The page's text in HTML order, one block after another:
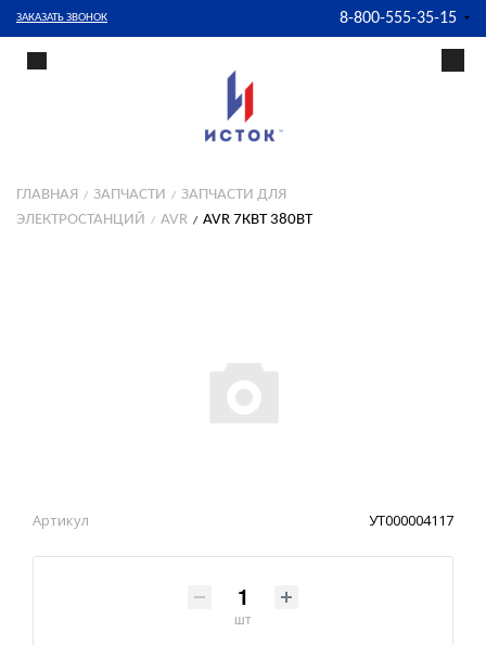
ЗАКАЗАТЬ ЗВОНОК 8-800-555-35-15
ГЛАВНАЯ ЗАПЧАСТИ
ЗАПЧАСТИ ДЛЯ
ЭЛЕКТРОСТАНЦИЙ
AVR AVR 7КВТ 380ВТ
Артикул УТ000004117
шт